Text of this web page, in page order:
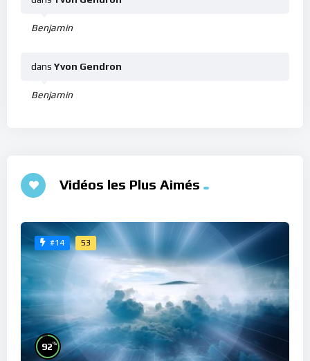
Benjamin
Benjamin
dans Yvon Gendron
Vidéos les Plus Aimés
#14 53
92%